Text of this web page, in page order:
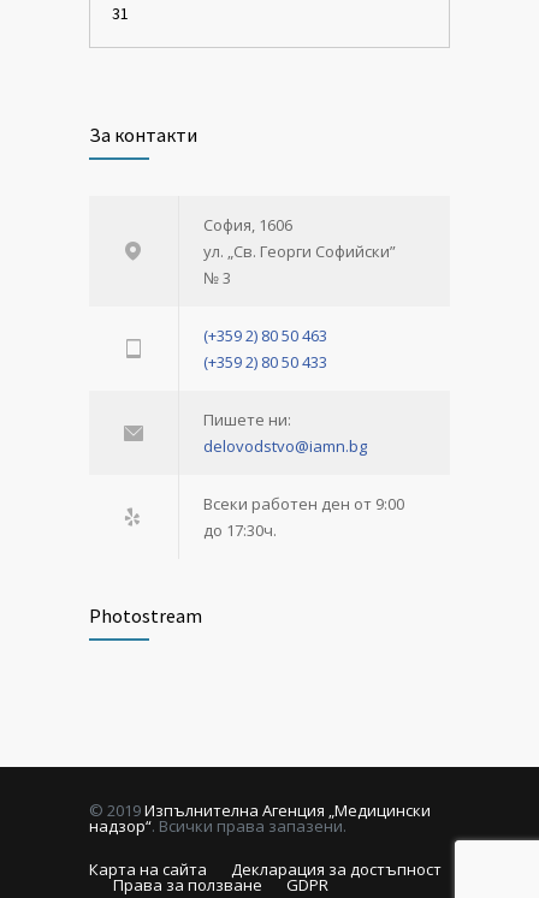
31
За контакти
София, 1606
ул. „Св. Георги Софийски”
№ 3
(+359 2) 80 50 463
(+359 2) 80 50 433
Пишете ни:
delovodstvo@iamn.bg
Всеки работен ден от 9:00
до 17:30ч.
Photostream
© 2019Изпълнителна Агенция „Медицински
надзор“. Всички права запазени.
Карта на сайта
Декларация за достъпност
Права за ползване GDPR